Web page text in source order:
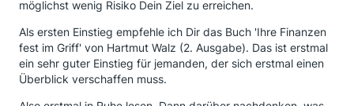
möglichst wenig Risiko Dein Ziel zu erreichen.
Als ersten Einstieg empfehle ich Dir das Buch 'Ihre Finanzen
fest im Griff' von Hartmut Walz (2. Ausgabe). Das ist erstmal
ein sehr guter Einstieg für jemanden, der sich erstmal einen
Überblick verschaffen muss.